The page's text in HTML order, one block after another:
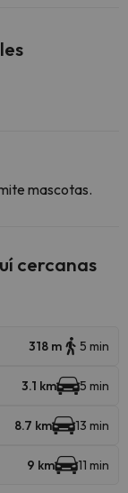
mascotas.
cercanas
318 m 5 min
3.1 km 5 min
8.7 km 13 min
9 km 11 min